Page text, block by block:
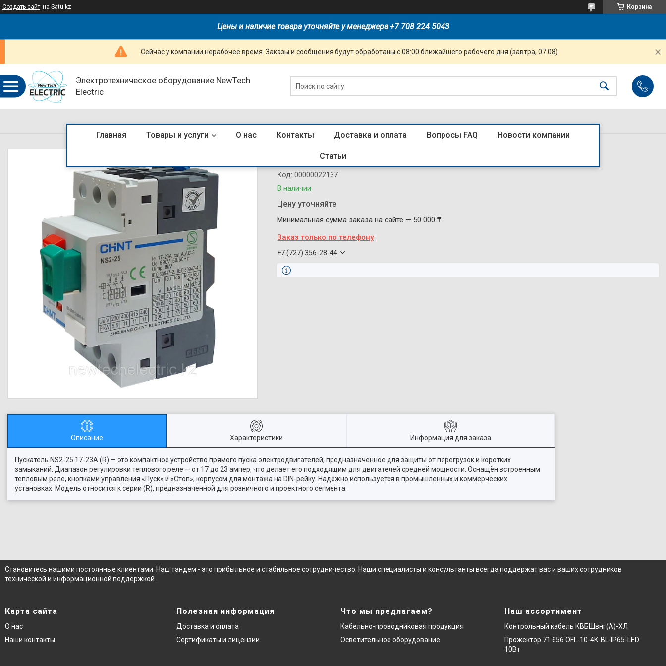
Создать сайт на Satu.kz Корзина
Цены и наличие товара уточняйте у менеджера +7 708 224 5043
Сейчас у компании нерабочее время. Заказы и сообщения будут обработаны с 08:00 ближайшего рабочего дня (завтра, 07.08)
Электротехническое оборудование NewTech
Electric
Главная Товары и услуги О нас Контакты Доставка и оплата Вопросы FAQ Новости компании
Статьи
495084 Пускатель NS2-25 17-23A (R)4
В наличии
Код:00000022137
Цену уточняйте
Минимальная сумма заказа на сайте — 50 000 ₸
Заказ только по телефону
+7 (727) 356-28-44
Описание Характеристики Информация для заказа
Пускатель NS2-25 17-23A (R) — это компактное устройство прямого пуска электродвигателей, предназначенное для защиты от перегрузок и коротких
замыканий. Диапазон регулировки теплового реле — от 17 до 23 ампер, что делает его подходящим для двигателей средней мощности. Оснащён встроенным
тепловым реле, кнопками управления «Пуск» и «Стоп», корпусом для монтажа на DIN-рейку. Надёжно используется в промышленных и коммерческих
установках. Модель относится к серии (R), предназначенной для розничного и проектного сегмента.
Становитесь нашими постоянные клиентами. Наш тандем - это прибыльное и стабильное сотрудничество. Наши специалисты и консультанты всегда поддержат вас и ваших сотрудников
технической и информационной поддержкой.
Карта сайта
О нас
Наши контакты
Полезная информация
Доставка и оплата
Сертификаты и лицензии
Что мы предлагаем?
Кабельно-проводниковая продукция
Осветительное оборудование
Наш ассортимент
Контрольный кабель КВБШвнг(А)-ХЛ
Прожектор 71 656 OFL-10-4K-BL-IP65-LED
10Вт